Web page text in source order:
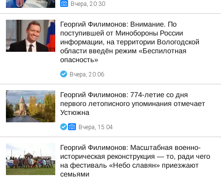
Вчера, 20:30
Георгий Филимонов: Внимание. По
поступившей от Минобороны России
информации, на территории Вологодской
области введён режим «Беспилотная
опасность»
Вчера, 20:06
Георгий Филимонов: 774-летие со дня
первого летописного упоминания отмечает
Устюжна
Вчера, 15:04
Георгий Филимонов: Масштабная военно-
историческая реконструкция — то, ради чего
на фестиваль «Небо славян» приезжают
семьями